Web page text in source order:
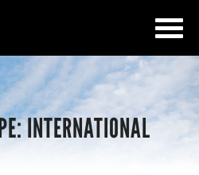
INTERNATIONAL